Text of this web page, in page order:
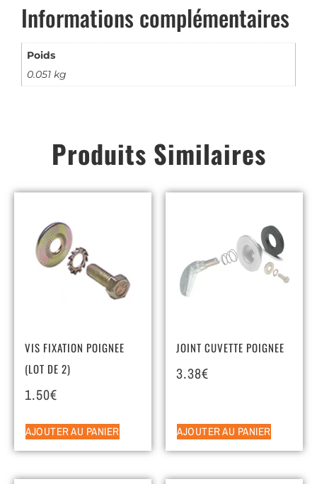
Informations complémentaires
Poids
0.051 kg
Produits Similaires
VIS FIXATION POIGNEE
(LOT DE 2)
1.50€
AJOUTER AU PANIER
JOINT CUVETTE POIGNEE
3.38€
AJOUTER AU PANIER